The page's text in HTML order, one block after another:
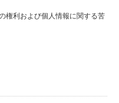
権利および個人情報に関する苦